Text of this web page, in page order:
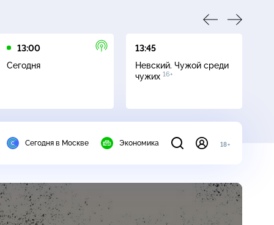
13:00
Сегодня
13:45
Невский. Чужой среди
чужих 16+
Сегодня в Москве Экономика 18+